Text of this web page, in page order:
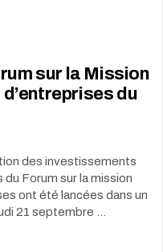
sur la Mission
du
des investissements
Forum sur la mission
ont été lancées dans un
21 septembre …